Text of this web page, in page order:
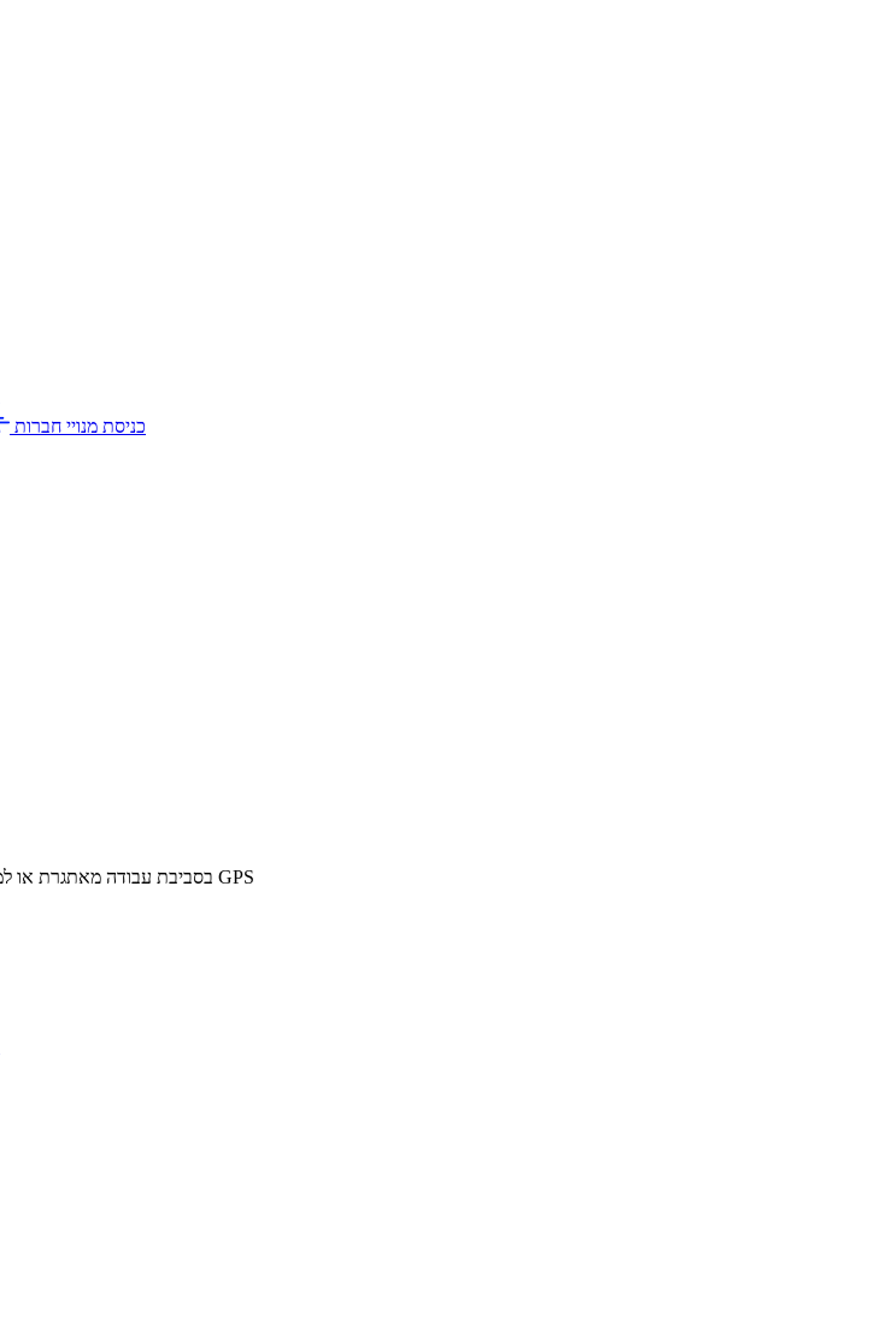
כניסת מנויי חברות
נתב סלולרי מוקשח הנותן מענה לאינטרנט סלולרי 4G בסביבת עבודה מאתגרת או למקומות שאין פריסת תקשורת קווים. כולל אנטנת GPS